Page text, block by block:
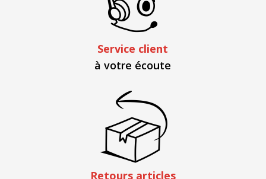
Service client
à votre écoute
Retours articles